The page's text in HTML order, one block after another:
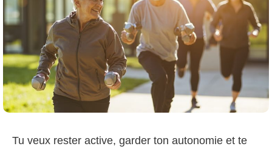
Tu veux rester active, garder ton autonomie et te